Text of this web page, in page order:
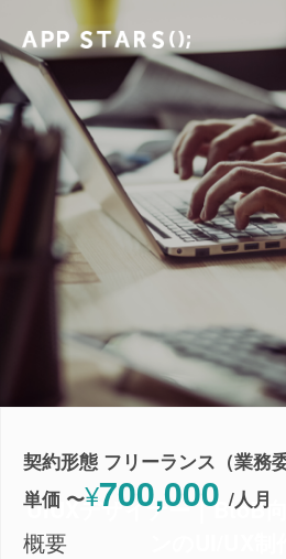
UIUXデザイナー｜BtoB
契約形態 フリーランス（業務
単価 〜¥700,000 /人月
概要